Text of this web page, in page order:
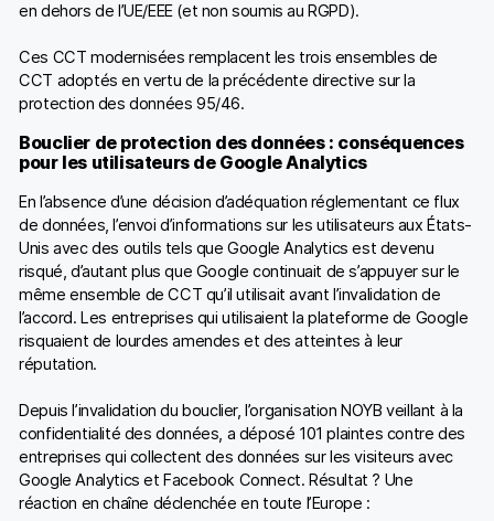
en dehors de l’UE/EEE (et non soumis au RGPD).
Ces CCT modernisées remplacent les trois ensembles de
CCT adoptés en vertu de la précédente directive sur la
protection des données 95/46.
Bouclier de protection des données : conséquences
pour les utilisateurs de Google Analytics
En l’absence d’une décision d’adéquation réglementant ce flux
de données, l’envoi d’informations sur les utilisateurs aux États-
Unis avec des outils tels que Google Analytics est devenu
risqué, d’autant plus que Google continuait de s’appuyer sur le
même ensemble de CCT qu’il utilisait avant l’invalidation de
l’accord. Les entreprises qui utilisaient la plateforme de Google
risquaient de lourdes amendes et des atteintes à leur
réputation.
Depuis l’invalidation du bouclier, l’organisation NOYB veillant à la
confidentialité des données, a déposé 101 plaintes contre des
entreprises qui collectent des données sur les visiteurs avec
Google Analytics et Facebook Connect. Résultat ? Une
réaction en chaîne déclenchée en toute l’Europe :